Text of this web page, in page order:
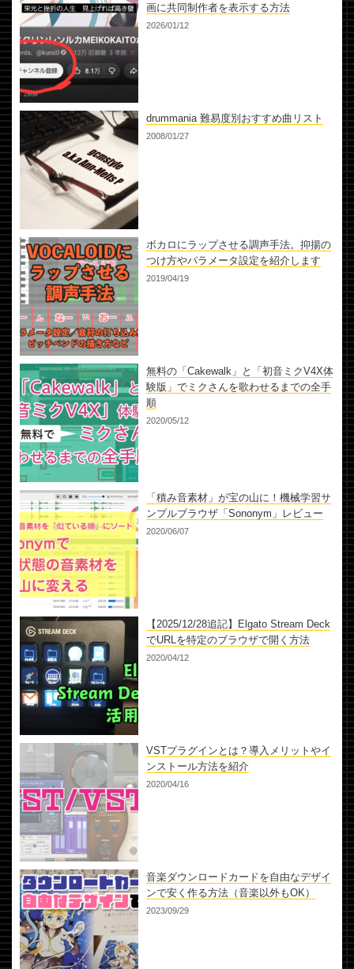
画に共同制作者を表示する方法
2026/01/12
drummania 難易度別おすすめ曲リスト
2008/01/27
ボカロにラップさせる調声手法。抑揚の
つけ方やパラメータ設定を紹介します
2019/04/19
無料の「Cakewalk」と「初音ミクV4X体
験版」でミクさんを歌わせるまでの全手
順
2020/05/12
「積み音素材」が宝の山に！機械学習サ
ンプルブラウザ「Sononym」レビュー
2020/06/07
【2025/12/28追記】Elgato Stream Deck
でURLを特定のブラウザで開く方法
2020/04/12
VSTプラグインとは？導入メリットやイ
ンストール方法を紹介
2020/04/16
音楽ダウンロードカードを自由なデザイ
ンで安く作る方法（音楽以外もOK）
2023/09/29